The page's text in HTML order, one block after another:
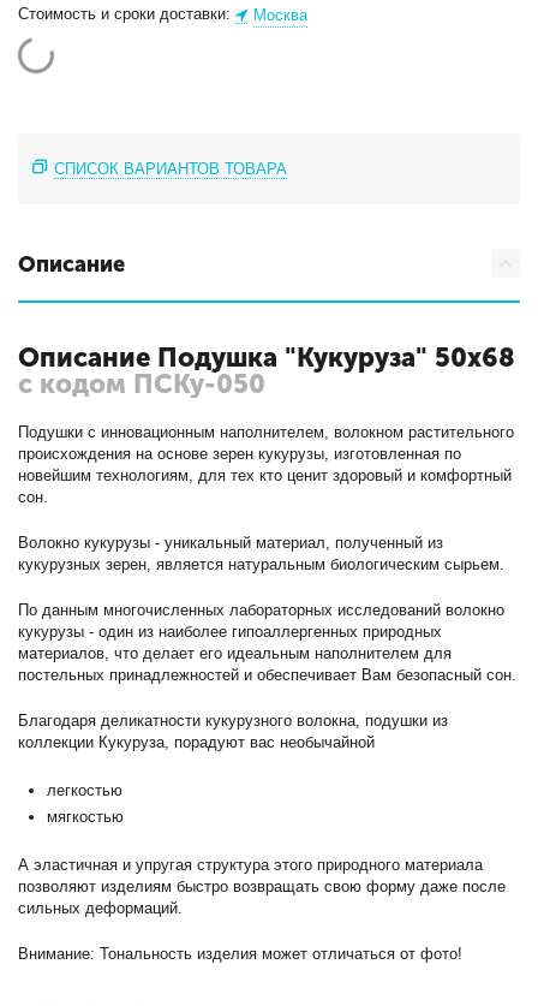
Стоимость и сроки доставки: Москва
СПИСОК ВАРИАНТОВ ТОВАРА
Описание
Описание Подушка "Кукуруза" 50х68
с кодом ПСКу-050
Подушки с инновационным наполнителем, волокном растительного
происхождения на основе зерен кукурузы, изготовленная по
новейшим технологиям, для тех кто ценит здоровый и комфортный
сон.
Волокно кукурузы - уникальный материал, полученный из
кукурузных зерен, является натуральным биологическим сырьем.
По данным многочисленных лабораторных исследований волокно
кукурузы - один из наиболее гипоаллергенных природных
материалов, что делает его идеальным наполнителем для
постельных принадлежностей и обеспечивает Вам безопасный сон.
Благодаря деликатности кукурузного волокна, подушки из
коллекции Кукуруза, порадуют вас необычайной
легкостью
мягкостью
А эластичная и упругая структура этого природного материала
позволяют изделиям быстро возвращать свою форму даже после
сильных деформаций.
Внимание: Тональность изделия может отличаться от фото!